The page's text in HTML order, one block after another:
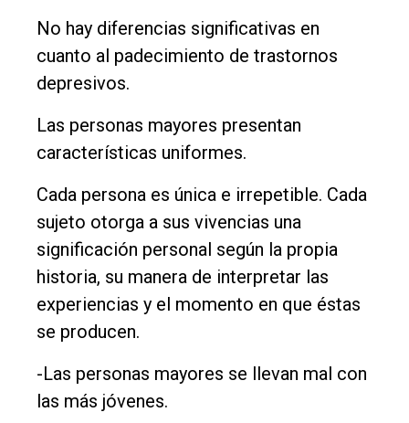
No hay diferencias significativas en
cuanto al padecimiento de trastornos
depresivos.
Las personas mayores presentan
características uniformes.
Cada persona es única e irrepetible. Cada
sujeto otorga a sus vivencias una
significación personal según la propia
historia, su manera de interpretar las
experiencias y el momento en que éstas
se producen.
-Las personas mayores se llevan mal con
las más jóvenes.